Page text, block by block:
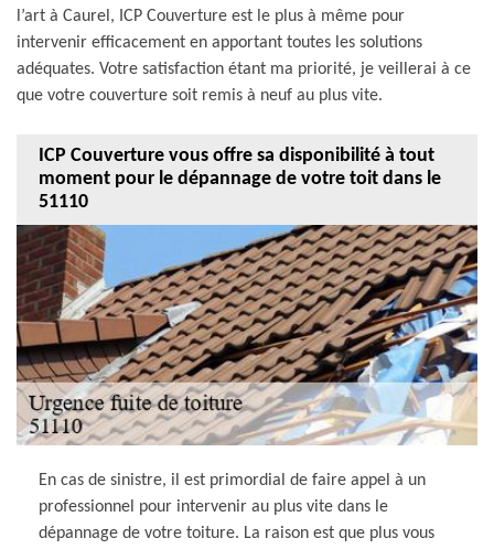
l’art à Caurel, ICP Couverture est le plus à même pour
intervenir efficacement en apportant toutes les solutions
adéquates. Votre satisfaction étant ma priorité, je veillerai à ce
que votre couverture soit remis à neuf au plus vite.
ICP Couverture vous offre sa disponibilité à tout
moment pour le dépannage de votre toit dans le
51110
En cas de sinistre, il est primordial de faire appel à un
professionnel pour intervenir au plus vite dans le
dépannage de votre toiture. La raison est que plus vous